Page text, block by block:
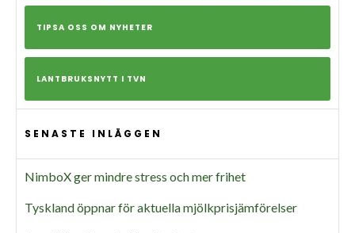
TIPSA OSS OM NYHETER
LANTBRUKSNYTT I TVN
SENASTE INLÄGGEN
NimboX ger mindre stress och mer frihet
Tyskland öppnar för aktuella mjölkprisjämförelser